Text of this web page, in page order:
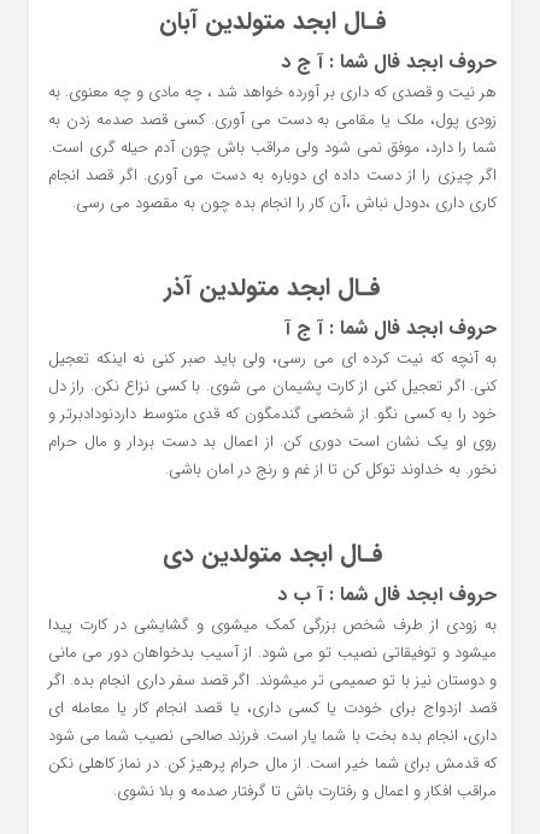
فـال ابجد متولدین آبان
حروف ابجد فال شما : آ ج د
هر نیت و قصدی که داری بر آورده خواهد شد ، چه مادی و چه معنوی. به
زودی پول، ملک یا مقامی به دست می آوری. کسی قصد صدمه زدن به
شما را دارد، موفق نمی شود ولی مراقب باش چون آدم حیله گری است.
اگر چیزی را از دست داده ای دوباره به دست می آوری. اگر قصد انجام
کاری داری ،دودل نباش ،آن کار را انجام بده چون به مقصود می رسی.
فـال ابجد متولدین آذر
حروف ابجد فال شما : آ ج آ
به آنچه که نیت کرده ای می رسی، ولی باید صبر کنی نه اینکه تعجیل
کنی. اگر تعجیل کنی از کارت پشیمان می شوی. با کسی نزاع نکن. راز دل
خود را به کسی نگو. از شخصی گندمگون که قدی متوسط داردنودادبرتر و
روی او یک نشان است دوری کن. از اعمال بد دست بردار و مال حرام
نخور. به خداوند توکل کن تا از غم و رنج در امان باشی.
فـال ابجد متولدین دی
حروف ابجد فال شما : آ ب د
به زودی از طرف شخص بزرگی کمک میشوی و گشایشی در کارت پیدا
میشود و توفیقاتی نصیب تو می شود. از آسیب بدخواهان دور می مانی
و دوستان نیز با تو صمیمی تر میشوند. اگر قصد سفر داری انجام بده. اگر
قصد ازدواج برای خودت یا کسی داری، یا قصد انجام کار یا معامله ای
داری، انجام بده بخت با شما یار است. فرزند صالحی نصیب شما می شود
که قدمش برای شما خیر است. از مال حرام پرهیز کن. در نماز کاهلی نکن
مراقب افکار و اعمال و رفتارت باش تا گرفتار صدمه و بلا نشوی.